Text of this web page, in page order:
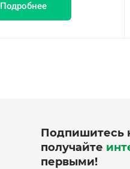
Подробнее
Подпишитесь
получайте
первыми!